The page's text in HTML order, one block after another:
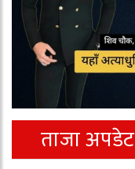
ताजा अपडेट